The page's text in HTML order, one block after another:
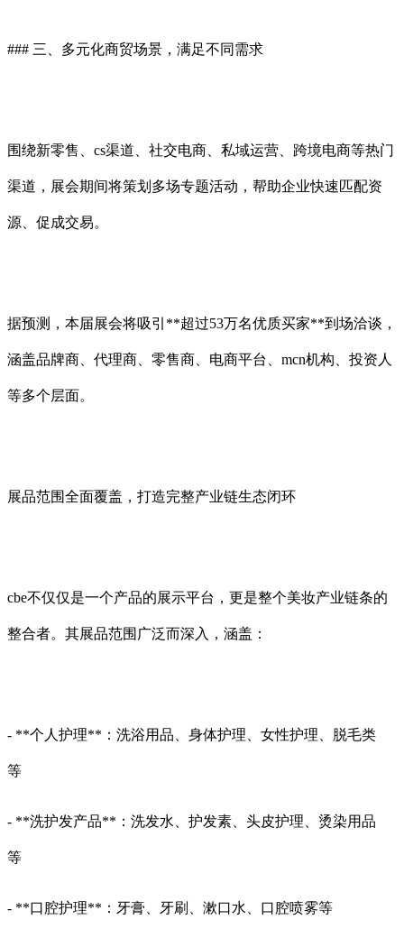
### 三、多元化商贸场景，满足不同需求
围绕新零售、cs渠道、社交电商、私域运营、跨境电商等热门
渠道，展会期间将策划多场专题活动，帮助企业快速匹配资
源、促成交易。
据预测，本届展会将吸引**超过53万名优质买家**到场洽谈，
涵盖品牌商、代理商、零售商、电商平台、mcn机构、投资人
等多个层面。
展品范围全面覆盖，打造完整产业链生态闭环
cbe不仅仅是一个产品的展示平台，更是整个美妆产业链条的
整合者。其展品范围广泛而深入，涵盖：
- **个人护理**：洗浴用品、身体护理、女性护理、脱毛类
等
- **洗护发产品**：洗发水、护发素、头皮护理、烫染用品
等
- **口腔护理**：牙膏、牙刷、漱口水、口腔喷雾等